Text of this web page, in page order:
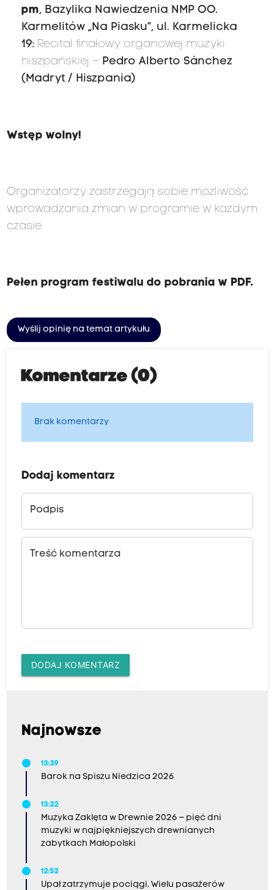
pm, Bazylika Nawiedzenia NMP OO.
Karmelitów „Na Piasku“, ul. Karmelicka
19: Recital finałowy organowej muzyki
hiszpańskiej – Pedro Alberto Sánchez
(Madryt / Hiszpania)
Wstęp wolny!
Organizatorzy zastrzegają sobie możliwość
wprowadzania zmian w programie w każdym
czasie.
Pełen program festiwalu do pobrania w PDF.
Wyślij opinię na temat artykułu
Komentarze (0)
Brak komentarzy
Dodaj komentarz
Podpis
Treść komentarza
DODAJ KOMENTARZ
Najnowsze
13:39
Barok na Spiszu Niedzica 2026
13:22
Muzyka Zaklęta w Drewnie 2026 – pięć dni
muzyki w najpiękniejszych drewnianych
zabytkach Małopolski
12:52
Upał zatrzymuje pociągi. Wielu pasażerów